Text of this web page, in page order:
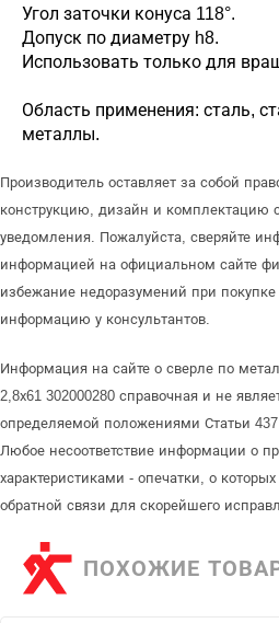
Угол заточки конуса 118°.
Допуск по диаметру h8.
Использовать только для
Область применения: сталь,
металлы.
Производитель оставляет за собой
конструкцию, дизайн и комплектацию
уведомления. Пожалуйста, сверяйте
информацией на официальном сайте
избежание недоразумений при покупке
информацию у консультантов.
Информация на сайте о сверле по
2,8х61 302000280 справочная и не
определяемой положениями Статьи
Любое несоответствие информации о
характеристиками - опечатки, о
обратной связи для скорейшего
ПОХОЖИЕ